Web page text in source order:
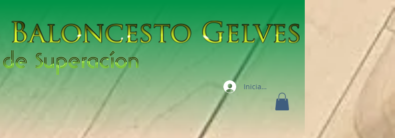
Iniciar sesión